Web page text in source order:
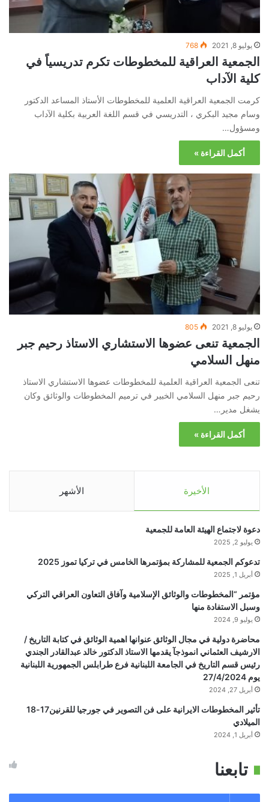
يوليو 8, 2021 768
الجمعية العراقية للمخطوطات تكرم تدريسياً في
كلية الآداب
كرمت الجمعية العراقية العلمية للمخطوطات الأستاذ المساعد الدكتور
وسام مجيد البكري ، التدريسي في قسم اللغة العربية بكلية الآداب
ومسؤول…
أكمل القراءة »
يوليو 8, 2021 805
الجمعية تنعى عضوها الاستشاري الاستاذ رحيم جبر
منهل السلامي
تنعى الجمعية العراقية العلمية للمخطوطات عضوها الاستشاري الاستاذ
رحيم جبر منهل السلامي الخبير في ترميم المخطوطات والوثائق وكان
يشغل مدير…
أكمل القراءة »
الأخيرة الأشهر
دعوة لاجتماع الهيئة العامة للجمعية
يوليو 2, 2025
تدعوكم الجمعية للمشاركة بمؤتمرها الخامس في تركيا تموز 2025
أبريل 1, 2025
مؤتمر “المخطوطات والوثائق الإسلامية وآفاق التعاون العراقي التركي
وسبل الاستفادة منها
يوليو 9, 2024
محاضرة دولية في مجال الوثائق عنوانها اهمية الوثائق في كتابة التاريخ /
الارشيف العثماني انموذجآ يقدمها الاستاذ الدكتور خالد عبدالقادر الجندي
رئيس قسم التاريخ في الجامعة اللبنانية فرع طرابلس الجمهورية اللبنانية
يوم 27/4/2024
أبريل 27, 2024
تأثير المخطوطات الايرانية على فن التصوير في جورجيا للقرنين17-18
الميلادي
أبريل 1, 2024
تابعنا